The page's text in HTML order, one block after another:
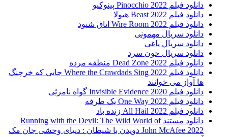
دانلود فیلم Pinocchio 2022 پینوکیو
دانلود فیلم Beast 2022 هیولا
دانلود فیلم Wire Room 2022 اتاق شنود
دانلود سریال مهمونی
دانلود سریال یاغی
دانلود سریال خون سرد
دانلود فیلم 2022 Dead Zone منطقه مرده
دانلود فیلم Where the Crawdads Sing 2022 جایی که خرچنگ
ها آواز می خوانند
دانلود فیلم 2020 Invisible Evidence گواه نامرئی
دانلود فیلم One Way 2022 یک طرفه
دانلود فیلم All Hail 2022 زنده باد
دانلود مستند Running with the Devil: The Wild World of
John McAfee 2022 دویدن با شیطان : دنیای وحشی جان مک